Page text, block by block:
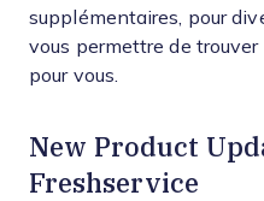
supplémentaires, pour
vous permettre de
pour vous.
New Product
Freshservice